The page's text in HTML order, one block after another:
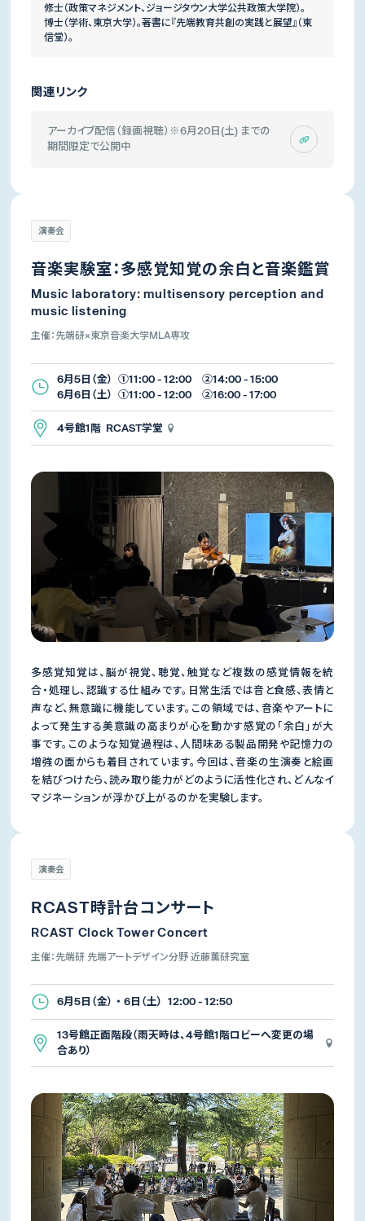
修士（政策マネジメント、ジョージタウン大学公共政策大学院）。
博士（学術、東京大学）。著書に『先端教育共創の実践と展望』（東
信堂）。
関連リンク
アーカイブ配信（録画視聴）※6月20日(土) までの
期間限定で公開中
演奏会
音楽実験室：多感覚知覚の余白と音楽鑑賞
Music laboratory: multisensory perception and
music listening
主催：先端研×東京音楽大学MLA専攻
6月5日（金） ①11:00 - 12:00 ②14:00 - 15:00
6月6日（土） ①11:00 - 12:00 ②16:00 - 17:00
4号館1階 RCAST学堂
多感覚知覚は、脳が視覚、聴覚、触覚など複数の感覚情報を統
合・処理し、認識する仕組みです。日常生活では音と食感、表情と
声など、無意識に機能しています。この領域では、音楽やアートに
よって発生する美意識の高まりが心を動かす感覚の「余白」が大
事です。このような知覚過程は、人間味ある製品開発や記憶力の
増強の面からも着目されています。今回は、音楽の生演奏と絵画
を結びつけたら、読み取り能力がどのように活性化され、どんなイ
マジネーションが浮かび上がるのかを実験します。
演奏会
RCAST時計台コンサート
RCAST Clock Tower Concert
主催：先端研 先端アートデザイン分野 近藤薫研究室
6月5日（金） ・ 6日（土） 12:00 - 12:50
13号館正面階段（雨天時は、4号館1階ロビーへ変更の場
合あり）